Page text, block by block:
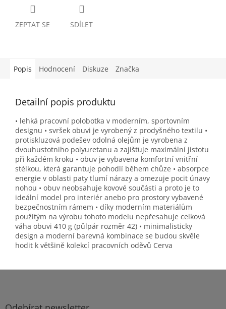
ZEPTAT SE SDÍLET
Popis Hodnocení Diskuze Značka
Detailní popis produktu
• lehká pracovní polobotka v moderním, sportovním
designu • svršek obuvi je vyrobený z prodyšného textilu •
protiskluzová podešev odolná olejům je vyrobena z
dvouhustotniho polyuretanu a zajišťuje maximální jistotu
při každém kroku • obuv je vybavena komfortní vnitřní
stélkou, která garantuje pohodlí během chůze • absorpce
energie v oblasti paty tlumí nárazy a omezuje pocit únavy
nohou • obuv neobsahuje kovové součásti a proto je to
ideální model pro interiér anebo pro prostory vybavené
bezpečnostním rámem • díky moderním materiálům
použitým na výrobu tohoto modelu nepřesahuje celková
váha obuvi 410 g (půlpár rozměr 42) • minimalisticky
design a moderní barevná kombinace se budou skvěle
hodit k většině kolekcí pracovních oděvů Cerva
Z